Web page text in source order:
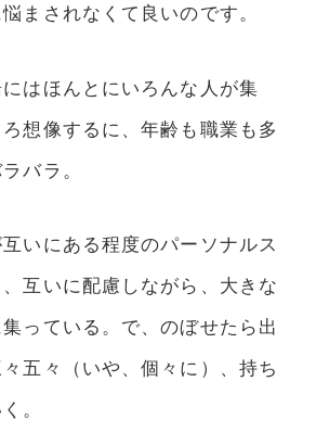
まされなくて良いのです。
はほんとにいろんな人が集
想像するに、年齢も職業も多
バラ。
いにある程度のパーソナルス
互いに配慮しながら、大きな
っている。で、のぼせたら出
五々（いや、個々に）、持ち
。